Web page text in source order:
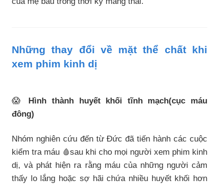
Những thay đổi về mặt thể chất khi
xem phim kinh dị
😱
Hình thành huyết khối tĩnh mạch(cục máu
đông)
Nhóm nghiên cứu đến từ Đức đã tiến hành các cuộc
kiểm tra máu 🩸sau khi cho mọi người xem phim kinh
dị, và phát hiện ra rằng máu của những người cảm
thấy lo lắng hoặc sợ hãi chứa nhiều huyết khối hơn